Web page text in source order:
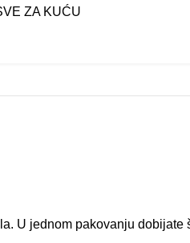
ZA KUĆU
U jednom pakovanju dobijate